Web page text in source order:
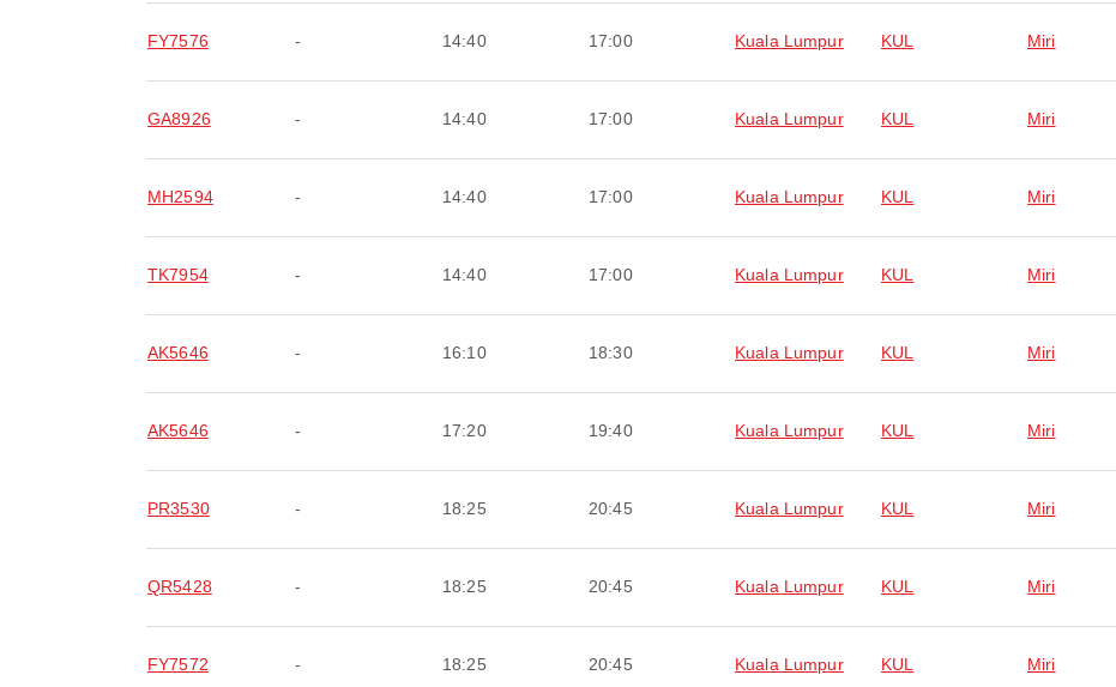
FY7576 - 14:40 17:00 Kuala Lumpur KUL Miri
GA8926 - 14:40 17:00 Kuala Lumpur KUL Miri
MH2594 - 14:40 17:00 Kuala Lumpur KUL Miri
TK7954 - 14:40 17:00 Kuala Lumpur KUL Miri
AK5646 - 16:10 18:30 Kuala Lumpur KUL Miri
AK5646 - 17:20 19:40 Kuala Lumpur KUL Miri
PR3530 - 18:25 20:45 Kuala Lumpur KUL Miri
QR5428 - 18:25 20:45 Kuala Lumpur KUL Miri
FY7572 - 18:25 20:45 Kuala Lumpur KUL Miri